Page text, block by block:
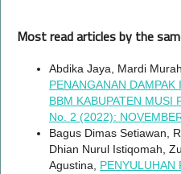
Most read articles by the
Abdika Jaya, Mardi
PENANGANAN DAMPAK
BBM KABUPATEN MUSI
No. 2 (2022):
Bagus Dimas Setiawan,
Dhian Nurul Istiqomah,
Agustina, PENYULUHAN